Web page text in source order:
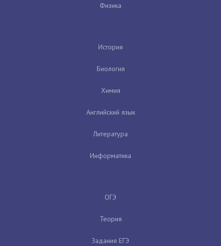
Физика
История
Биология
Химия
Английский язык
Литература
Информатика
ОГЭ
Теория
Задания ЕГЭ